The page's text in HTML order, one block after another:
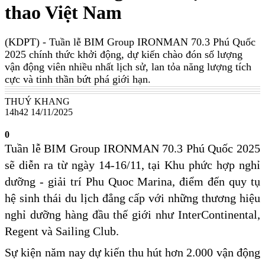
thao Việt Nam
(KDPT) - Tuần lễ BIM Group IRONMAN 70.3 Phú Quốc
2025 chính thức khởi động, dự kiến chào đón số lượng
vận động viên nhiều nhất lịch sử, lan tỏa năng lượng tích
cực và tinh thần bứt phá giới hạn.
THUÝ KHANG
14h42 14/11/2025
0
Tuần lễ BIM Group IRONMAN 70.3 Phú Quốc 2025
sẽ diễn ra từ ngày 14-16/11, tại Khu phức hợp nghỉ
dưỡng - giải trí Phu Quoc Marina, điểm đến quy tụ
hệ sinh thái du lịch đẳng cấp với những thương hiệu
nghỉ dưỡng hàng đầu thế giới như InterContinental,
Regent và Sailing Club.
Sự kiện năm nay dự kiến thu hút hơn 2.000 vận động